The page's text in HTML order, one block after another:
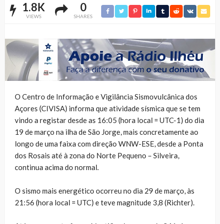
1.8K
VIEWS
0
SHARES
O Centro de Informação e Vigilância Sismovulcânica dos
Açores (CIVISA) informa que atividade sísmica que se tem
vindo a registar desde as 16:05 (hora local = UTC-1) do dia
19 de março na ilha de São Jorge, mais concretamente ao
longo de uma faixa com direção WNW-ESE, desde a Ponta
dos Rosais até à zona do Norte Pequeno – Silveira,
continua acima do normal.
O sismo mais energético ocorreu no dia 29 de março, às
21:56 (hora local = UTC) e teve magnitude 3,8 (Richter).